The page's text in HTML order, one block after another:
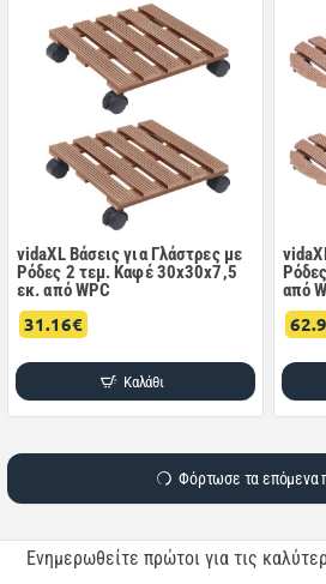
vidaXL Βάσεις για Γλάστρες με
Ρόδες 2 τεμ. Καφέ 30x30x7,5
εκ. από WPC
31.16€
Καλάθι
από
Φόρτωσε τα επόμενα
Ενημερωθείτε πρώτοι για τις